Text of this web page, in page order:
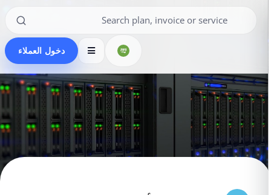
دخول العملاء